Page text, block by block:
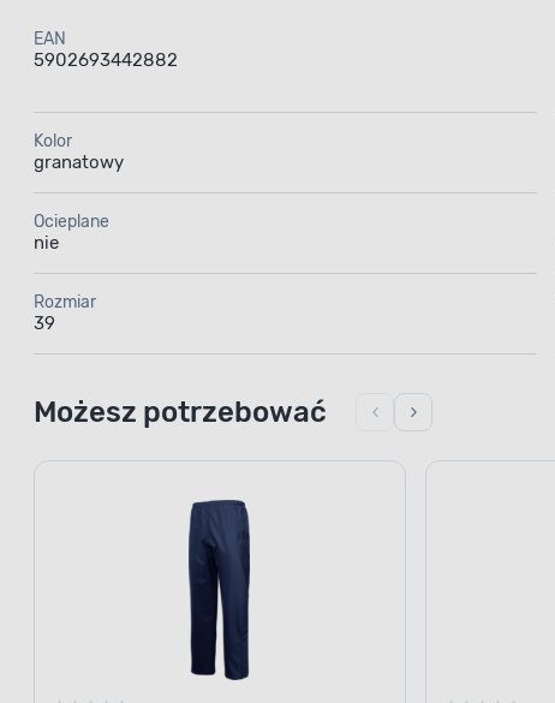
EAN
5902693442882
Kolor
granatowy
Ocieplane
nie
Rozmiar
39
Możesz potrzebować